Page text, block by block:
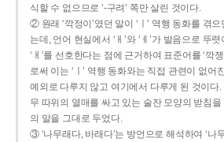
식할 수 없으므로 ‘-구려’ 쪽만 살린 것이다.
② 원래 ‘깍정이’였던 말이 ‘ㅣ’ 역행 동화를 겪으
는데, 언어 현실에서 ‘ㅐ’와 ‘ㅔ’가 발음으로 뚜
‘ㅐ’를 선호한다는 점에 근거하여 표준어를 ‘깍
로써 이는 ‘ㅣ’ 역행 동화와는 직접 관련이 없어
예외로 다루지 않고 여기에서 다루게 된 것이다
무 따위의 열매를 싸고 있는 술잔 모양의 받침을
의 말을 그대로 두었다.
③ ‘나무래다, 바래다’는 방언으로 해석하여 ‘나